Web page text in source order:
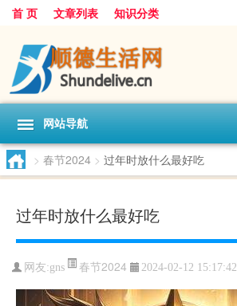
首 页 文章列表 知识分类
网站导航
> 春节2024 > 过年时放什么最好吃
过年时放什么最好吃
网友:gns 春节2024 2024-02-12 15:17:42